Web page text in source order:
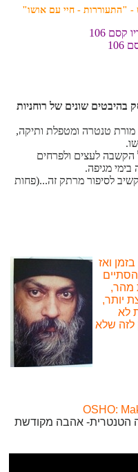
106
נוגה #3 מגזין העוסק בהיבטים שונים של רוחניות
טנטרה ומטפלת ותיקה,
לעצים ולפרחים
מגיפה.
לסיפור מרתק זה...(פחות
ואז
מהר,
יותר,
לא
לזה שלא
OSHO:
הטנטרית- אהבה מקודשת